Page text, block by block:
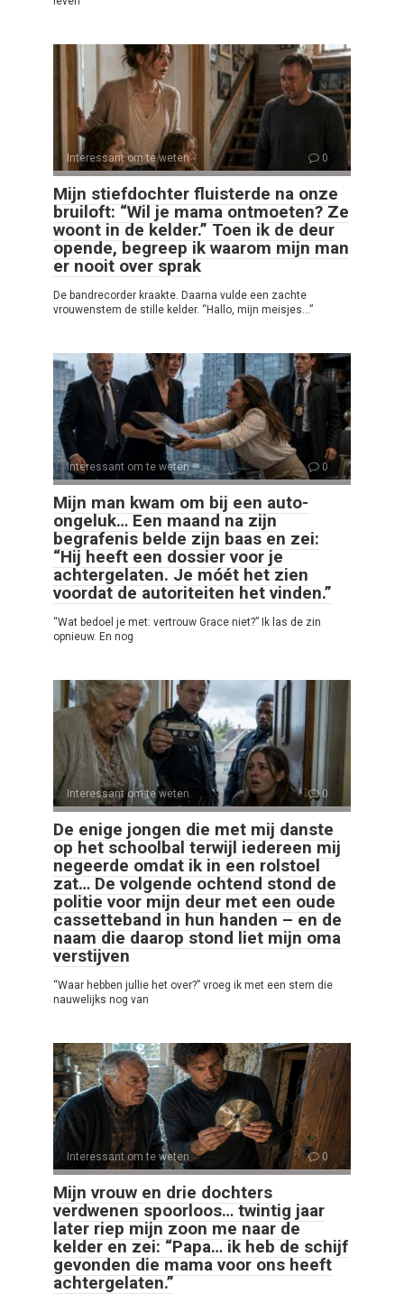
Interessant om te weten 0
Mijn stiefdochter fluisterde na onze
bruiloft: “Wil je mama ontmoeten? Ze
woont in de kelder.” Toen ik de deur
opende, begreep ik waarom mijn man
er nooit over sprak
De bandrecorder kraakte. Daarna vulde een zachte
vrouwenstem de stille kelder. “Hallo, mijn meisjes…”
Interessant om te weten 0
Mijn man kwam om bij een auto-
ongeluk… Een maand na zijn
begrafenis belde zijn baas en zei:
“Hij heeft een dossier voor je
achtergelaten. Je móét het zien
voordat de autoriteiten het vinden.”
“Wat bedoel je met: vertrouw Grace niet?” Ik las de zin
opnieuw. En nog
Interessant om te weten 0
De enige jongen die met mij danste
op het schoolbal terwijl iedereen mij
negeerde omdat ik in een rolstoel
zat… De volgende ochtend stond de
politie voor mijn deur met een oude
cassetteband in hun handen – en de
naam die daarop stond liet mijn oma
verstijven
“Waar hebben jullie het over?” vroeg ik met een stem die
nauwelijks nog van
Interessant om te weten 0
Mijn vrouw en drie dochters
verdwenen spoorloos… twintig jaar
later riep mijn zoon me naar de
kelder en zei: “Papa… ik heb de schijf
gevonden die mama voor ons heeft
achtergelaten.”